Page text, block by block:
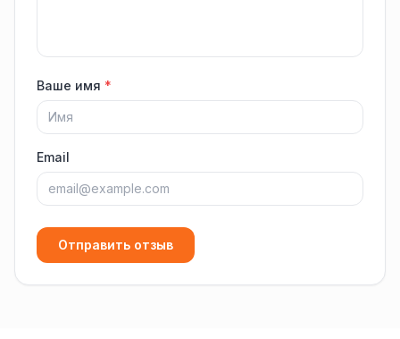
Ваше имя *
Email
Отправить отзыв